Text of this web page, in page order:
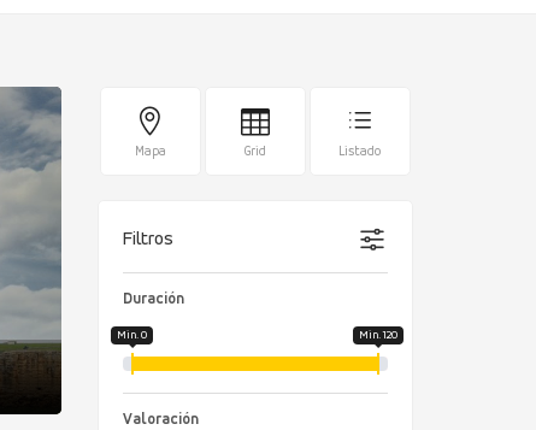
Mapa Grid Listado
Filtros
Duración
Min. 0 Min. 120
Valoración